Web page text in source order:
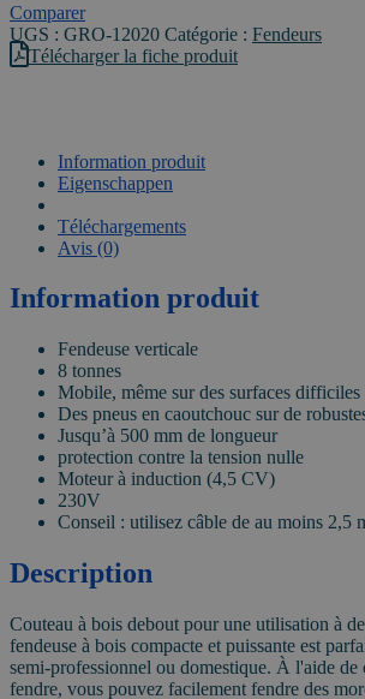
Comparer
UGS : GRO-12020 Catégorie : Fendeurs
Télécharger la fiche produit
Information produit
Eigenschappen
Téléchargements
Avis (0)
Information produit
Fendeuse verticale
8 tonnes
Mobile, même sur des surfaces difficiles
Des pneus en caoutchouc sur de
Jusqu’à 500 mm de longueur
protection contre la tension nulle
Moteur à induction (4,5 CV)
230V
Conseil : utilisez câble de au moins 2,5
Description
Couteau à bois debout pour une utilisation à
fendeuse à bois compacte et puissante est
semi-professionnel ou domestique. À l'aide de
fendre, vous pouvez facilement fendre des